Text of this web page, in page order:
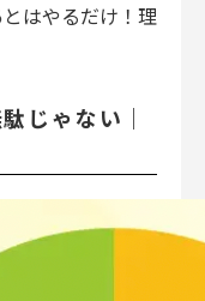
はやるだけ！理
じゃない｜